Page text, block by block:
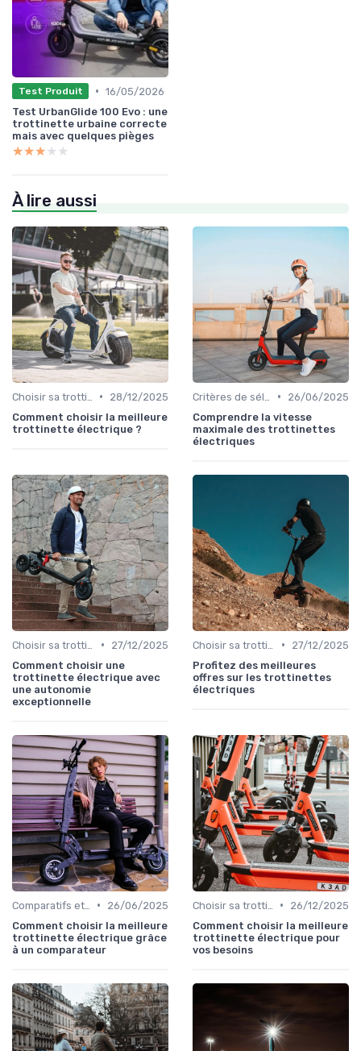
Test Produit • 16/05/2026
Test UrbanGlide 100 Evo : une
trottinette urbaine correcte
mais avec quelques pièges
★★★★★
★★★★★
À lire aussi
•
28/12/2025
Comment choisir la meilleure
trottinette électrique ?
•
26/06/2025
Comprendre la vitesse
maximale des trottinettes
électriques
•
27/12/2025
Comment choisir une
trottinette électrique avec
une autonomie
exceptionnelle
•
27/12/2025
Profitez des meilleures
offres sur les trottinettes
électriques
•
26/06/2025
Comment choisir la meilleure
trottinette électrique grâce
à un comparateur
•
26/12/2025
Comment choisir la meilleure
trottinette électrique pour
vos besoins